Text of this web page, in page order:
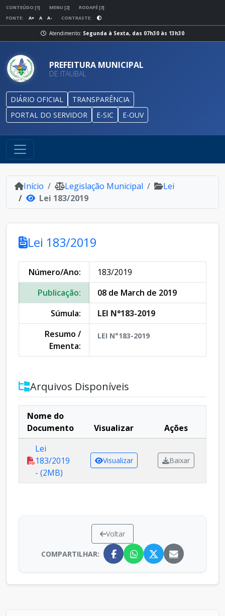
CONTEÚDO [1] MENU [2]
RODAPÉ [3]
FONTE:
A+ A A- CONTRASTE:
Atendimento: Segunda à Sexta, das 07h30 às 13h30
PREFEITURA MUNICIPAL
DE ITAUBAL
DIÁRIO OFICIAL
TRANSPARÊNCIA
PORTAL DO SERVIDOR
E-SIC E-OUV
Início Legislação Municipal
Lei
Lei 183/2019
Lei 183/2019
Número/Ano:
183/2019
Publicação:
08 de March de 2019
Súmula:
LEI N°183-2019
Resumo /
Ementa:
LEI N°183-2019
Arquivos Disponíveis
Nome do
Documento
Visualizar
Ações
Lei
183/2019
- (2MB)
Visualizar Baixar
Voltar
COMPARTILHAR: